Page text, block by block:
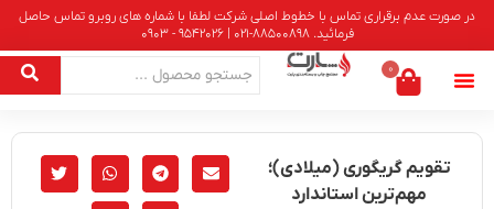
در صورت عدم برقراری تماس با خطوط اصلی شرکت لطفا با شماره های روبرو تماس حاصل
فرمائید. 88500898-021 | 9542026 - 0903
0
تقویم گریگوری (میلادی)؛
مهم‌ترین استاندارد